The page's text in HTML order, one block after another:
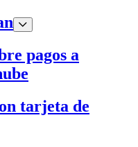
pagos a
tarjeta de